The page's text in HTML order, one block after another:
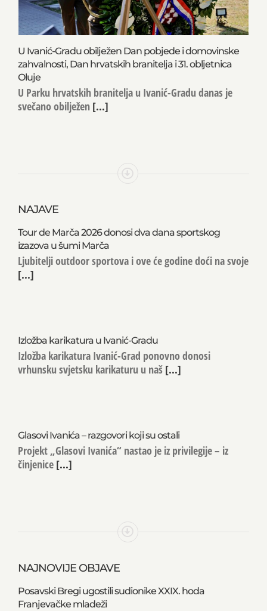
U Ivanić-Gradu obilježen Dan pobjede i domovinske
zahvalnosti, Dan hrvatskih branitelja i 31. obljetnica
Oluje
U Parku hrvatskih branitelja u Ivanić-Gradu danas je
svečano obilježen [...]
NAJAVE
Tour de Marča 2026 donosi dva dana sportskog
izazova u šumi Marča
Ljubitelji outdoor sportova i ove će godine doći na svoje
[...]
Izložba karikatura u Ivanić-Gradu
Izložba karikatura Ivanić-Grad ponovno donosi
vrhunsku svjetsku karikaturu u naš [...]
Glasovi Ivanića – razgovori koji su ostali
Projekt „Glasovi Ivanića“ nastao je iz privilegije – iz
činjenice [...]
NAJNOVIJE OBJAVE
Posavski Bregi ugostili sudionike XXIX. hoda
Franjevačke mladeži